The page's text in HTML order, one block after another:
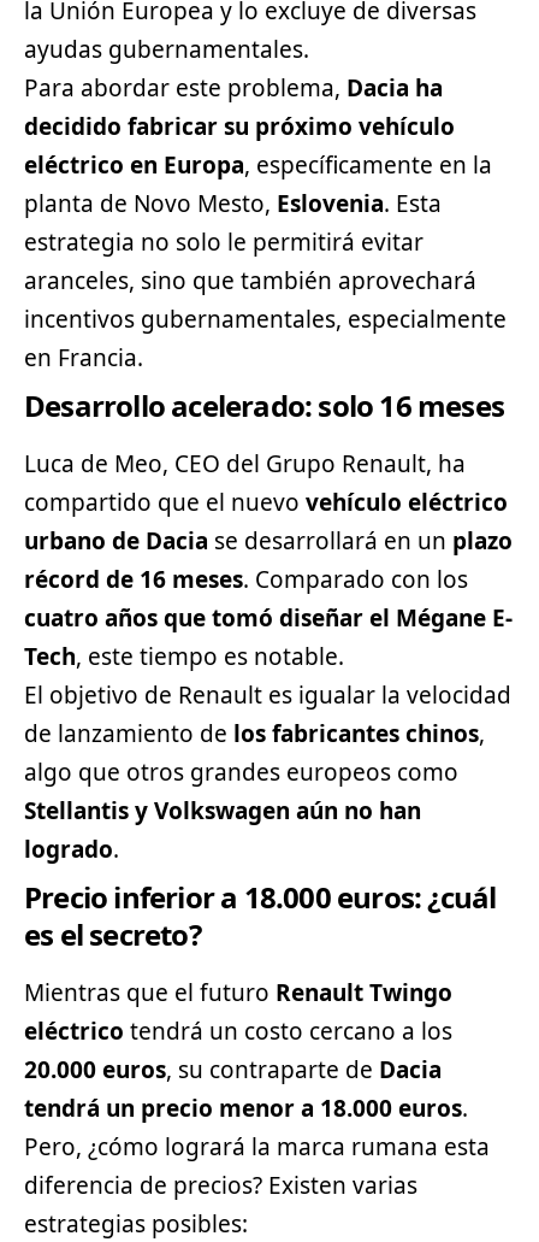
la Unión Europea y lo excluye de diversas
ayudas gubernamentales.
Para abordar este problema, Dacia ha
decidido fabricar su próximo vehículo
eléctrico en Europa, específicamente en la
planta de Novo Mesto, Eslovenia. Esta
estrategia no solo le permitirá evitar
aranceles, sino que también aprovechará
incentivos gubernamentales, especialmente
en Francia.
Desarrollo acelerado: solo 16 meses
Luca de Meo, CEO del Grupo Renault, ha
compartido que el nuevo vehículo eléctrico
urbano de Dacia se desarrollará en un plazo
récord de 16 meses. Comparado con los
cuatro años que tomó diseñar el Mégane E-
Tech, este tiempo es notable.
El objetivo de Renault es igualar la velocidad
de lanzamiento de los fabricantes chinos,
algo que otros grandes europeos como
Stellantis yVolkswagen aún no han
logrado.
Precio inferior a 18.000 euros: ¿cuál
es el secreto?
Mientras que el futuro Renault Twingo
eléctrico tendrá un costo cercano a los
20.000 euros, su contraparte de Dacia
tendrá un precio menor a 18.000 euros.
Pero, ¿cómo logrará la marca rumana esta
diferencia de precios? Existen varias
estrategias posibles: